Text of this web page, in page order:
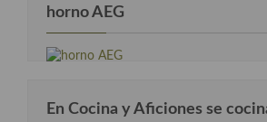
horno AEG
En Cocina y Aficiones se